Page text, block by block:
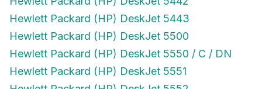
Hewlett Packard (HP) DeskJet 5443
Hewlett Packard (HP) DeskJet 5500
Hewlett Packard (HP) DeskJet 5550 / C / DN
Hewlett Packard (HP) DeskJet 5551
Hewlett Packard (HP) DeskJet 5552